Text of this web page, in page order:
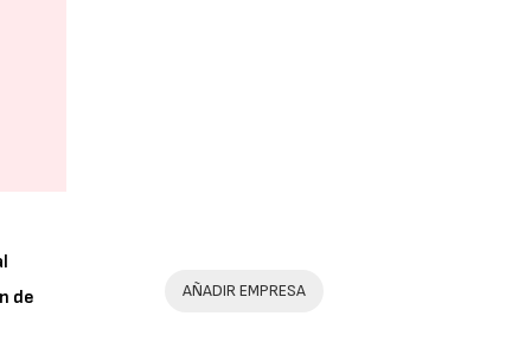
de
AÑADIR EMPRESA